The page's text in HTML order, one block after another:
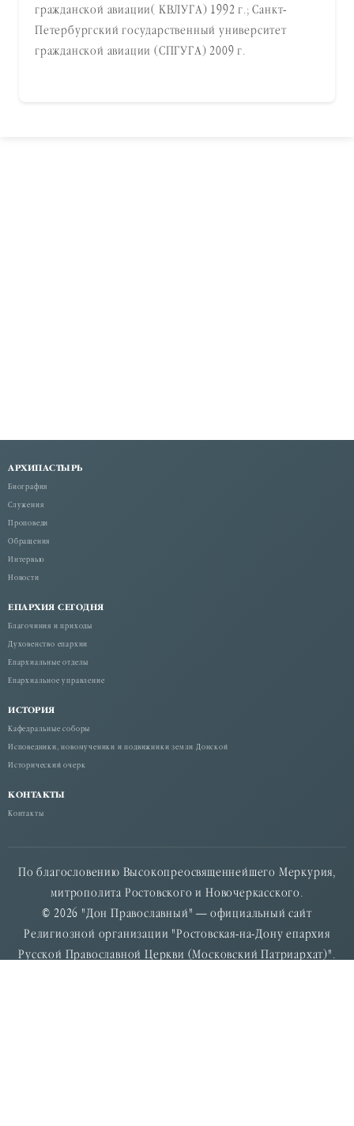
гражданской авиации( КВЛУГА) 1992 г.; Санкт-
Петербургский государственный университет
гражданской авиации (СПГУГА) 2009 г.
АРХИПАСТЫРЬ
Биография
Служения
Проповеди
Обращения
Интервью
Новости
ЕПАРХИЯ СЕГОДНЯ
Благочиния и приходы
Духовенство епархии
Епархиальные отделы
Епархиальное управление
ИСТОРИЯ
Кафедральные соборы
Исповедники, новомученики и подвижники земли Донской
Исторический очерк
КОНТАКТЫ
Контакты
По благословению Высокопреосвященнейшего Меркурия,
митрополита Ростовского и Новочеркасского.
© 2026 "Дон Православный" — официальный сайт
Религиозной организации "Ростовская-на-Дону епархия
Русской Православной Церкви (Московский Патриархат)".